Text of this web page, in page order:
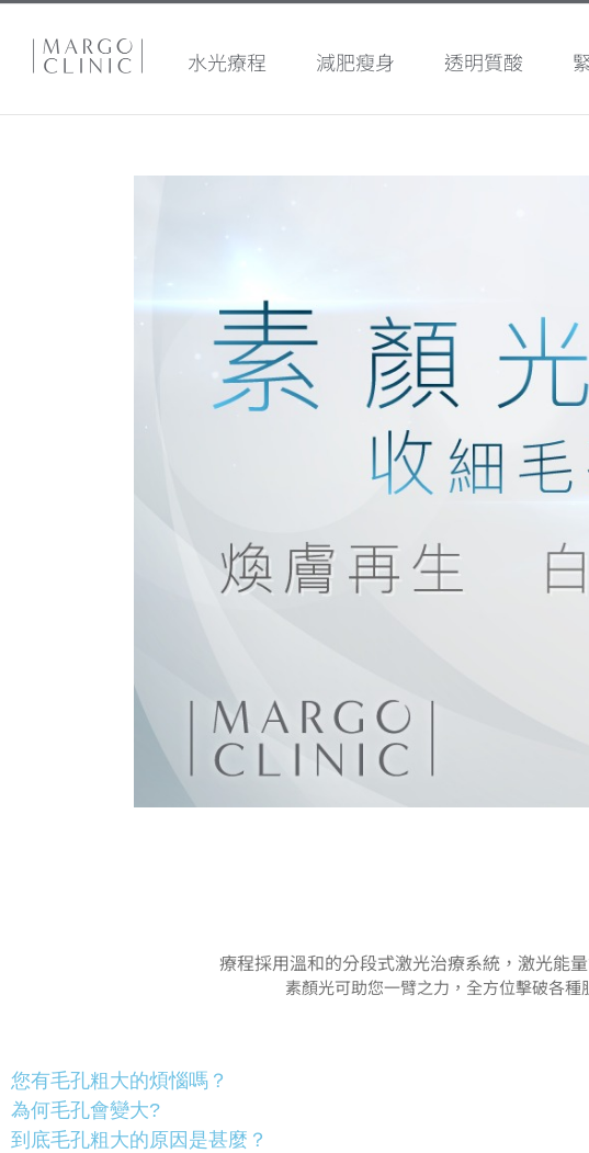
水光療程 減肥瘦身 透明質酸
療程採用溫和的分段式激光治療系統，激光能
素顏光可助您一臂之力，全方位擊破各
您有毛孔粗大的煩惱嗎？
為何毛孔會變大?
到底毛孔粗大的原因是甚麼？